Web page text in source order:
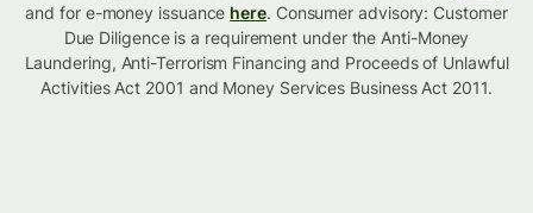
and for e-money issuance here. Consumer advisory: Customer
Due Diligence is a requirement under the Anti-Money
Laundering, Anti-Terrorism Financing and Proceeds of Unlawful
Activities Act 2001 and Money Services Business Act 2011.